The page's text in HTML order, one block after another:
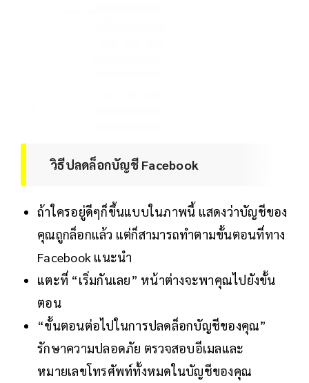
วิธีปลดล็อกบัญชี Facebook
ถ้าใครอยู่ดีๆก็ขึ้นแบบในภาพนี้ แสดงว่าบัญชีของ
คุณถูกล็อกแล้ว แต่ก็สามารถทำตามขั้นตอนที่ทาง
Facebook แนะนำ
แตะที่ “เริ่มกันเลย” หน้าต่างจะพาคุณไปยังขั้น
ตอน
“ขั้นตอนต่อไปในการปลดล็อกบัญชีของคุณ”
รักษาความปลอดภัย ตรวจสอบอีเมลและ
หมายเลขโทรศัพท์ทั้งหมดในบัญชีของคุณ